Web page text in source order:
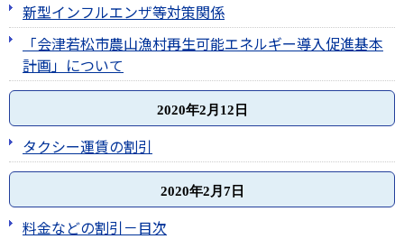
新型インフルエンザ等対策関係
「会津若松市農山漁村再生可能エネルギー導入促進基本
計画」について
2020年2月12日
タクシー運賃の割引
2020年2月7日
料金などの割引－目次